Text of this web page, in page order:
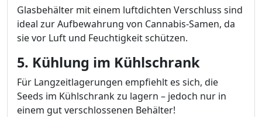
Glasbehälter mit einem luftdichten Verschluss sind
ideal zur Aufbewahrung von Cannabis-Samen, da
sie vor Luft und Feuchtigkeit schützen.
5. Kühlung im Kühlschrank
Für Langzeitlagerungen empfiehlt es sich, die
Seeds im Kühlschrank zu lagern – jedoch nur in
einem gut verschlossenen Behälter!